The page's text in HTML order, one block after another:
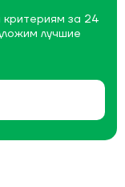
за 24
лучшие